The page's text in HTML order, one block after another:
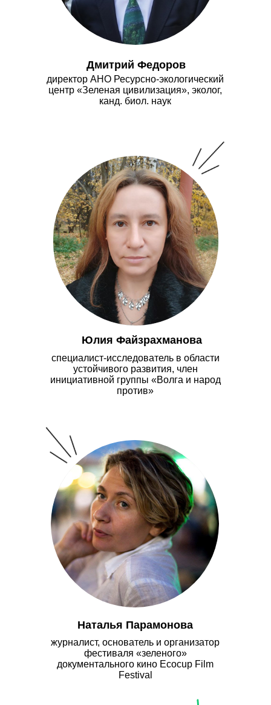
директор АНО Ресурсно-экологический
центр «Зеленая цивилизация», эколог,
канд. биол. наук
Дмитрий Федоров
Юлия Файзрахманова
специалист-исследователь в области
устойчивого развития, член
инициативной группы «Волга и народ
против»
Наталья Парамонова
журналист, основатель и организатор
фестиваля «зеленого»
документального кино Ecocup Film
Festival